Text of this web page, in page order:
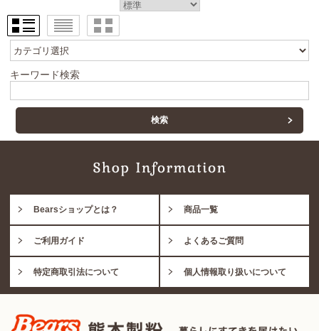
キーワード検索
Bearsショップとは？ 商品一覧
ご利用ガイド よくあるご質問
特定商取引法について 個人情報取り扱いについて